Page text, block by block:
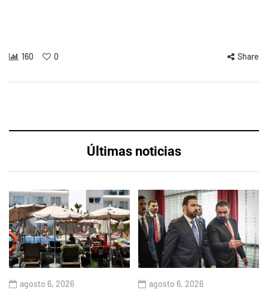
160 0 Share
Últimas noticias
agosto 6, 2026 agosto 6, 2026